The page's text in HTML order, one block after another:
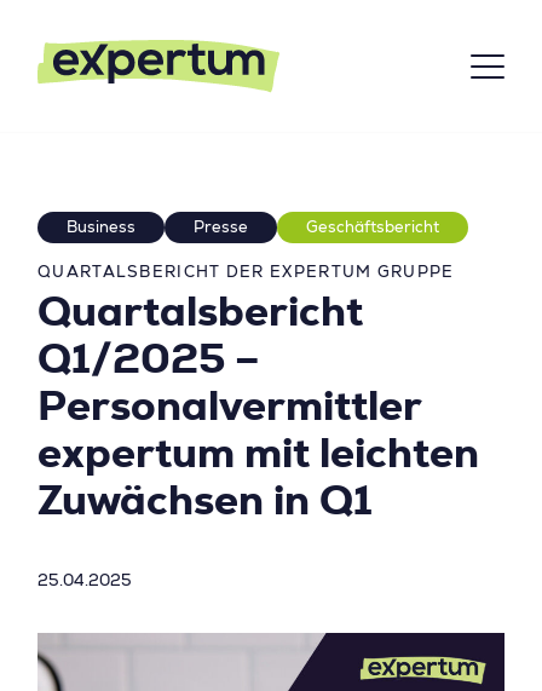
Business Presse Geschäftsbericht
QUARTALSBERICHT DER EXPERTUM GRUPPE
Quartalsbericht
Q1/2025 –
Personalvermittler
expertum mit leichten
Zuwächsen in Q1
25.04.2025